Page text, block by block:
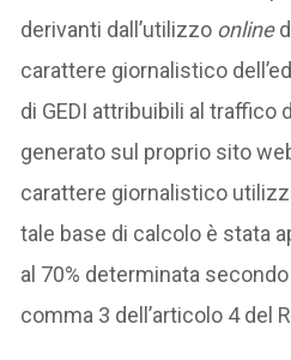
derivanti dall’utilizzo online
carattere giornalistico
di GEDI attribuibili al traffico
generato sul proprio sito
carattere giornalistico
tale base di calcolo è stata
al 70% determinata
comma 3 dell’articolo 4 del